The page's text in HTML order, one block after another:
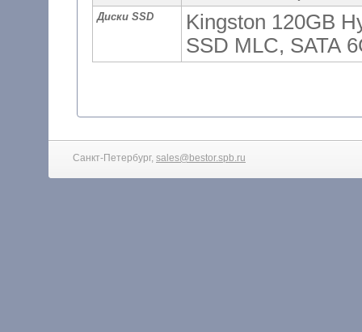
Диски SSD
Kingston 120GB
SSD MLC, SATA
Санкт-Петербург, sales@bestor.spb.ru